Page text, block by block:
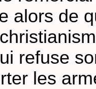
alors de
refuse
les